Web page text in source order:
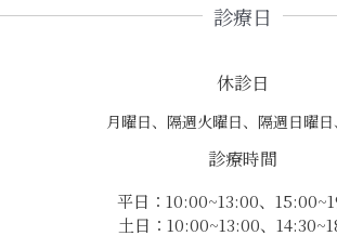
診療日
休診日
月曜日、隔週火曜日、隔週日曜日
診療時間
平日：10:00~13:00、
土日：10:00~13:00、